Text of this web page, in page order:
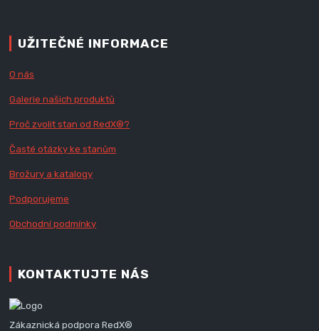
UŽITEČNÉ INFORMACE
O nás
Galerie našich produktů
Proč zvolit stan od RedX®?
Časté otázky ke stanům
Brožury a katalogy
Podporujeme
Obchodní podmínky
KONTAKTUJTE NÁS
Zákaznická podpora RedX®